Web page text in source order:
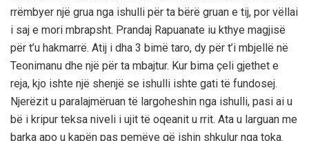
rrëmbyer një grua nga ishulli për ta bërë gruan e tij, por vëllai
i saj e mori mbrapsht. Prandaj Rapuanate iu kthye magjisë
për t’u hakmarrë. Atij i dha 3 bimë taro, dy për t’i mbjellë në
Teonimanu dhe një për ta mbajtur. Kur bima çeli gjethet e
reja, kjo ishte një shenjë se ishulli ishte gati të fundosej.
Njerëzit u paralajmëruan të largoheshin nga ishulli, pasi ai u
bë i kripur teksa niveli i ujit të oqeanit u rrit. Ata u larguan me
barka apo u kapën pas pemëve që ishin shkulur nga toka.